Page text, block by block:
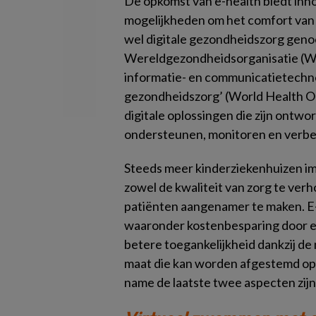
mogelijkheden om het comfort
wel digitale gezondheidszorg
Wereldgezondheidsorganisatie
informatie- en
gezondheidszorg’ (World Health
digitale oplossingen die zijn
ondersteunen, monitoren en
Steeds meer kinderziekenhuizen
zowel de kwaliteit van zorg te
patiënten aangenamer te maken.
waaronder kostenbesparing door
betere toegankelijkheid dankzij
maat die kan worden afgestemd
name de laatste twee aspecten